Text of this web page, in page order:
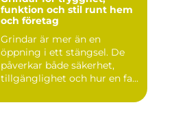
funktion och stil runt hem
och företag
Grindar är mer än en
öppning i ett stängsel. De
påverkar både säkerhet,
tillgänglighet och hur en fa...